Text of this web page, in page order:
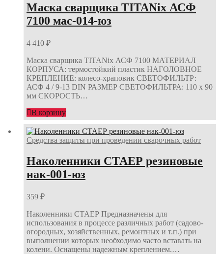
Маска сварщика TITANix АСФ
7100 мас-014-юз
4 410 ₽
Маска сварщика TITANix АСФ 7100 МАТЕРИАЛ
КОРПУСА: термостойкий пластик НАГОЛОВНОЕ
КРЕПЛЕНИЕ: колесо-храповик СВЕТОФИЛЬТР:
АСФ 4 / 9-13 DIN РАЗМЕР СВЕТОФИЛЬТРА: 110 х 90
мм СКОРОСТЬ…
В корзину
Средства защиты при проведении сварочных работ
Наколенники СТАЕР резиновые
нак-001-юз
359 ₽
Наколенники СТАЕР Предназначены для
использования в процессе различных работ (садово-
огородных, хозяйственных, ремонтных и т.п.) при
выполнении которых необходимо часто вставать на
колени. Оснащены надежным креплением.…